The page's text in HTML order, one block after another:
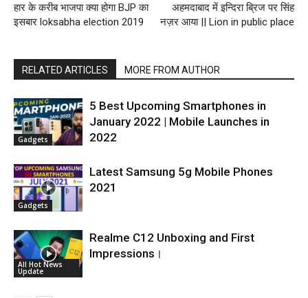
हार के करीब भाजपा क्या होगा BJP का
इसबार loksabha election 2019
अहमदाबाद में इन्दिरा ब्रिज पर सिंह
नज़र आया || Lion in public place
RELATED ARTICLES MORE FROM AUTHOR
Gadgets
5 Best Upcoming Smartphones in
January 2022 | Mobile Launches in
2022
Gadgets
Latest Samsung 5g Mobile Phones
2021
All Hot News
Update
Realme C12 Unboxing and First
Impressions।